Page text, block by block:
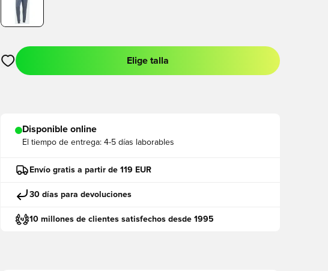
Abre un modal para iniciar sesión o registrarse como miembro
Elige talla
Disponible online
El tiempo de entrega: 4-5 días laborables
Envío gratis a partir de 119 EUR
30 días para devoluciones
10 millones de clientes satisfechos desde 1995